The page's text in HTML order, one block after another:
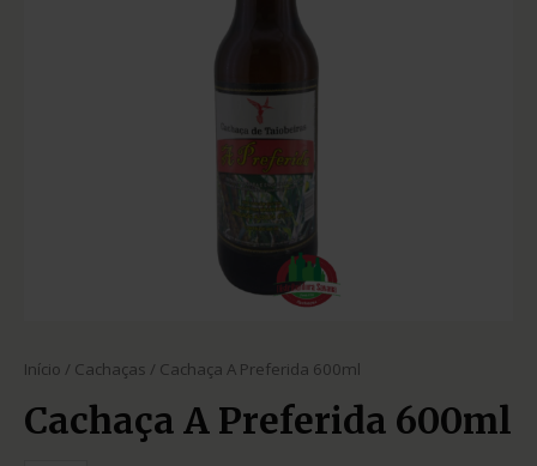
Início / Cachaças / Cachaça A Preferida 600ml
Cachaça A Preferida 600ml